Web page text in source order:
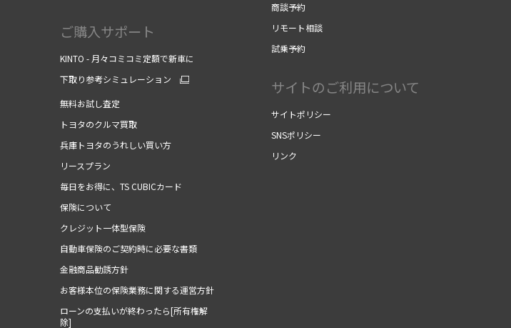
ご購入サポート
KINTO - 月々コミコミ定額で新車に
下取り参考シミュレーション
無料お試し査定
トヨタのクルマ買取
兵庫トヨタのうれしい買い方
リースプラン
毎日をお得に、TS CUBICカード
保険について
クレジット一体型保険
自動車保険のご契約時に必要な書類
金融商品勧誘方針
お客様本位の保険業務に関する運営方針
ローンの支払いが終わったら[所有権解
除]
商談予約
リモート相談
試乗予約
サイトのご利用について
サイトポリシー
SNSポリシー
リンク